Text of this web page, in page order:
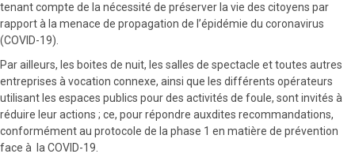
tenant compte de la nécessité de préserver la vie des citoyens par
rapport à la menace de propagation de l’épidémie du coronavirus
(COVID-19).
Par ailleurs, les boites de nuit, les salles de spectacle et toutes autres
entreprises à vocation connexe, ainsi que les différents opérateurs
utilisant les espaces publics pour des activités de foule, sont invités à
réduire leur actions ; ce, pour répondre auxdites recommandations,
conformément au protocole de la phase 1 en matière de prévention
face à la COVID-19.